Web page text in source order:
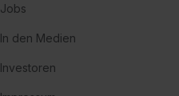
Jobs
In den Medien
Investoren